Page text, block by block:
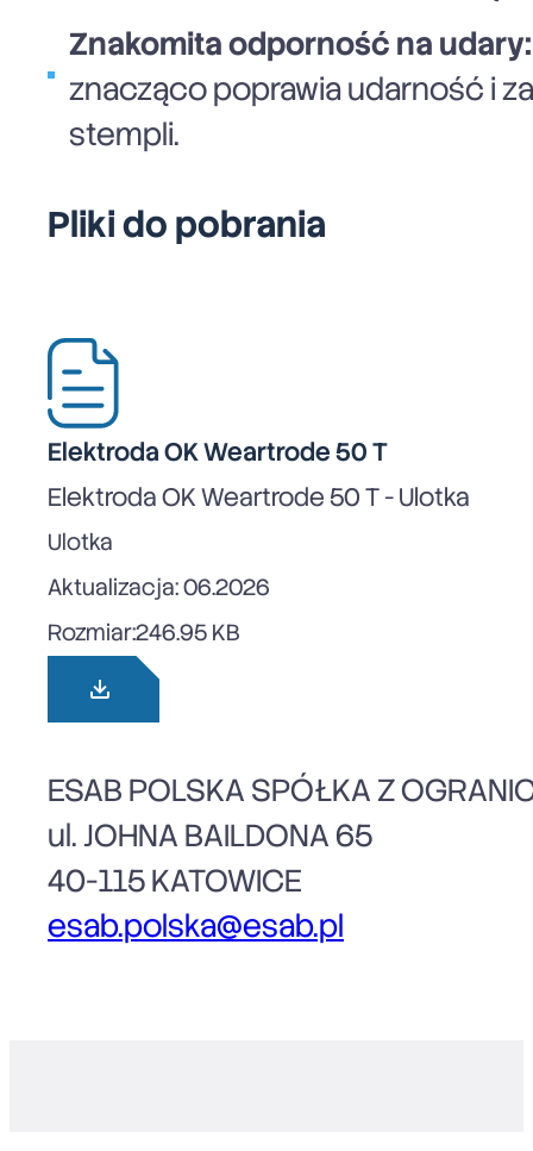
Znakomita odporność na udary:
znacząco poprawia udarność i
stempli.
Pliki do pobrania
Elektroda OK Weartrode 50 T
Elektroda OK Weartrode 50 T - Ulotka
Ulotka
Aktualizacja: 06.2026
Rozmiar:246.95 KB
ESAB POLSKA SPÓŁKA Z
ul. JOHNA BAILDONA 65
40-115 KATOWICE
esab.polska@esab.pl